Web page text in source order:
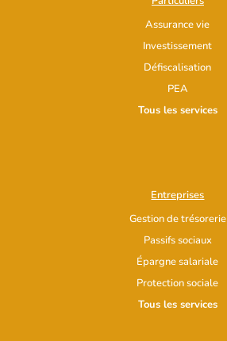
Assurance vie
Investissement
Défiscalisation
PEA
Tous les services
Entreprises
Gestion de trésorerie
Passifs sociaux
Épargne salariale
Protection sociale
Tous les services